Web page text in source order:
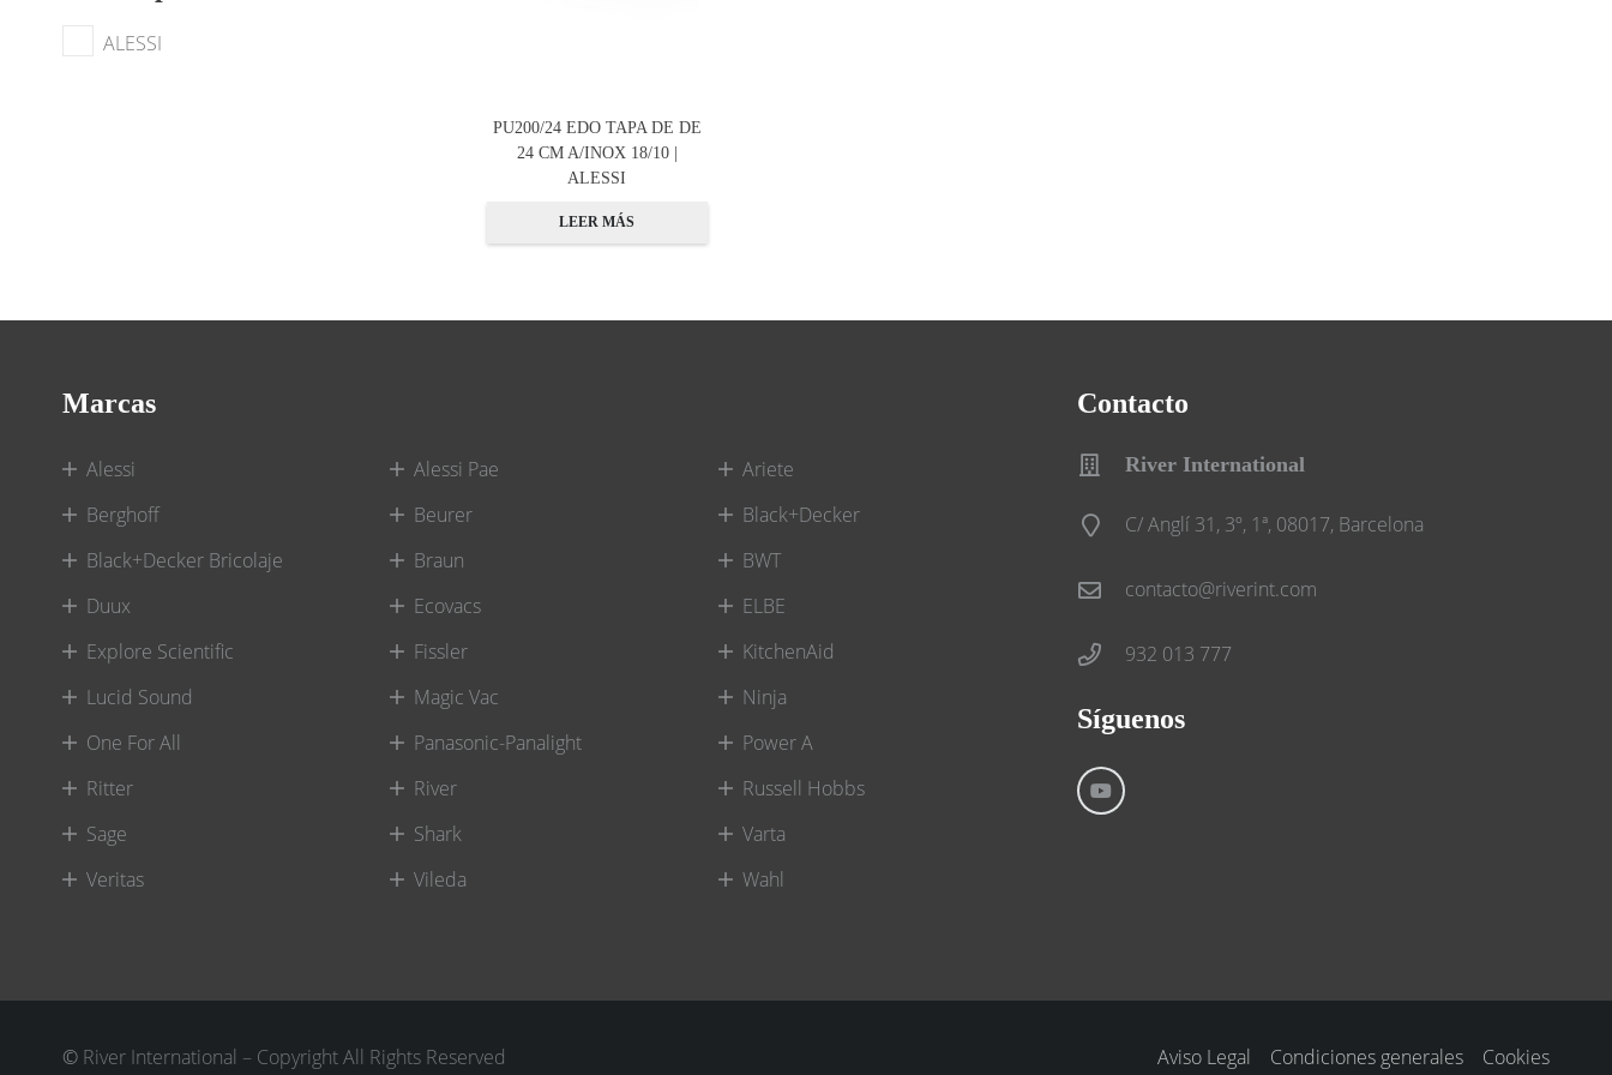
ALESSI
PU200/24 EDO TAPA DE DE
24 CM A/INOX 18/10 |
ALESSI
LEER MÁS
Marcas
Alessi Alessi Pae
Ariete
Berghoff
Beurer
Black+Decker
Black+Decker Bricolaje
Braun
BWT
Duux
Ecovacs
ELBE
Explore Scientific
Fissler
KitchenAid
Lucid Sound
Magic Vac
Ninja
One For All
Panasonic-Panalight
Power A
Ritter
River
Russell Hobbs
Sage
Shark
Varta
Veritas
Vileda Wahl
Contacto
River International
C/ Anglí 31, 3º, 1ª, 08017, Barcelona
contacto@riverint.com
932 013 777
Síguenos
© River International – Copyright All Rights Reserved Aviso Legal Condiciones generales Cookies